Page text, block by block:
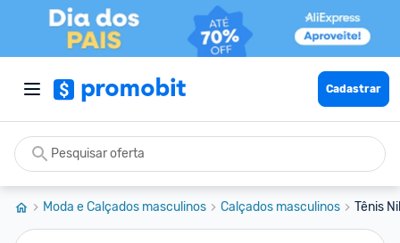
Cadastrar
Moda e Calçados masculinos Calçados masculinos Tênis